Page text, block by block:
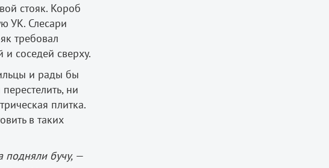
стояк. Короб
УК. Слесари
требовал
соседей сверху.
и рады бы
ни
плитка.
в таких
бучу, —